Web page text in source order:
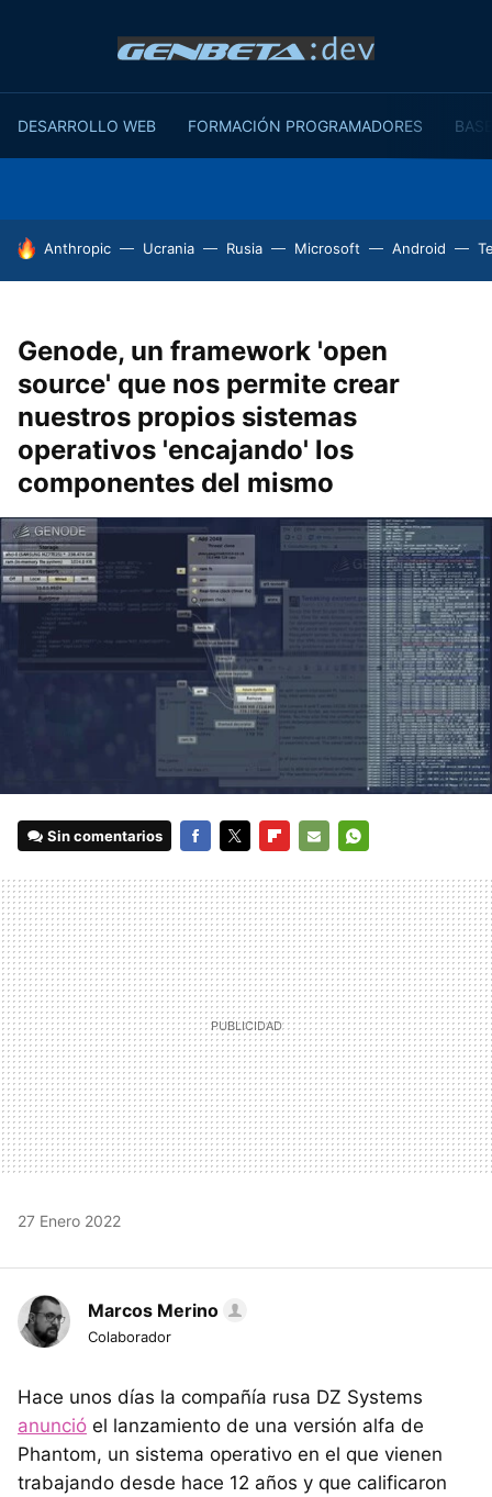
DESARROLLO WEB FORMACIÓN PROGRAMADORES
HOY SE HABLA DE
Anthropic Ucrania Rusia Microsoft Android
Genode, un framework 'open
source' que nos permite crear
nuestros propios sistemas
operativos 'encajando' los
componentes del mismo
Sin comentarios
MAIL
27 Enero 2022
Marcos Merino
Colaborador
Hace unos días la compañía rusa DZ Systems
anunció el lanzamiento de una versión alfa de
Phantom, un sistema operativo en el que vienen
trabajando desde hace 12 años y que calificaron